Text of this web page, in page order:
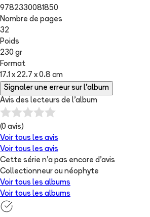
9782330081850
Nombre de pages
32
Poids
230 gr
Format
17.1 x 22.7 x 0.8 cm
Signaler une erreur sur l'album
Avis des lecteurs de l'album
(0 avis)
Voir tous les avis
Voir tous les avis
Cette série n'a pas encore d'avis
Collectionneur ou néophyte
Voir tous les albums
Voir tous les albums